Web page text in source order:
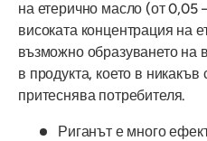
на етерично масло (от
високата концентрация на
възможно образуването
в продукта, което в
притеснява потребителя.
Риганът е много